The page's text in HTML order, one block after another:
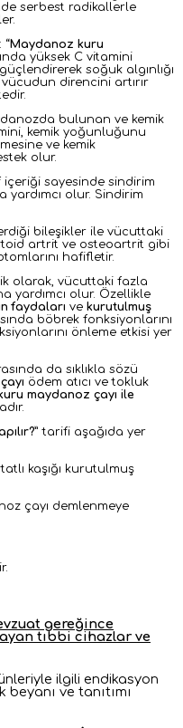
serbest radikallerle
: “Maydanoz kuru
yüksek C vitamini
soğuk algınlığı
direncini artırır
bulunan ve kemik
kemik yoğunluğunu
ve kemik
olur.
içeriği sayesinde sindirim
yardımcı olur. Sindirim
bileşikler ile vücuttaki
artrit ve osteoartrit gibi
hafifletir.
olarak, vücuttaki fazla
yardımcı olur. Özellikle
faydaları ve kurutulmuş
böbrek fonksiyonlarını
önleme etkisi yer
da sıklıkla sözü
ödem atıcı ve tokluk
maydanoz çayı ile
” tarifi aşağıda yer
kaşığı kurutulmuş
çayı demlenmeye
gereğince
tıbbi cihazlar ve
ilgili endikasyon
ve tanıtımı